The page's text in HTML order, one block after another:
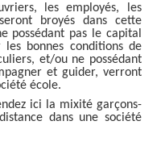
les employés, les
broyés dans cette
possédant pas le capital
les bonnes conditions de
et/ou ne possédant
et guider, verront
école.
ici la mixité garçons-
dans une société